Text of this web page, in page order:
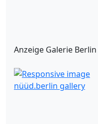
Anzeige Galerie Berlin
nüüd.berlin gallery